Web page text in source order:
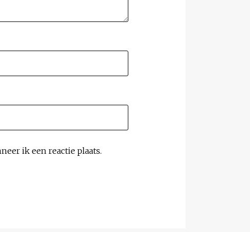
ik een reactie plaats.